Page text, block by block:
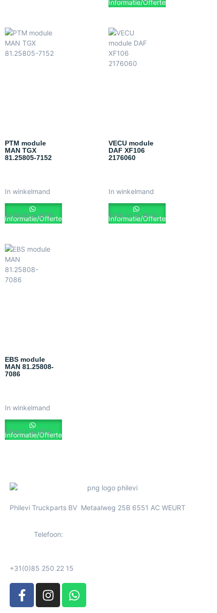
Informatie/Offerte
PTM module
MAN TGX
81.25805-7152
€450.00 ex. BTW
In winkelmand
Informatie/Offerte
VECU module
DAF XF106
2176060
€350.00 ex. BTW
In winkelmand
Informatie/Offerte
EBS module
MAN 81.25808-
7086
€550.00 ex. BTW
In winkelmand
Informatie/Offerte
Philevi Truckparts BV Metaalweg 25B 6551 AC WEURT
Telefoon:
+31(0)85 250 22 15